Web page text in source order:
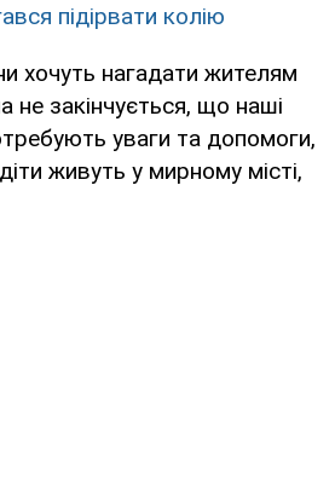
підірвати колію
хочуть нагадати жителям
не закінчується, що наші
уваги та допомоги,
живуть у мирному місті,